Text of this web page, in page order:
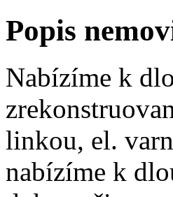
Popis
Nabízíme k
linkou, el.
nabízíme k